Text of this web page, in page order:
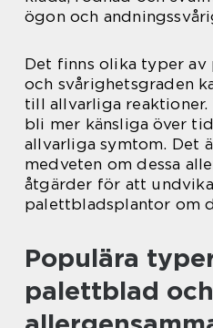
ögon och
Det finns olika typer
och svårighetsgraden
till allvarliga reaktioner.
bli mer känsliga över
allvarliga symtom. Det
medveten om dessa
åtgärder för att
palettbladsplantor om
Populära
palettblad